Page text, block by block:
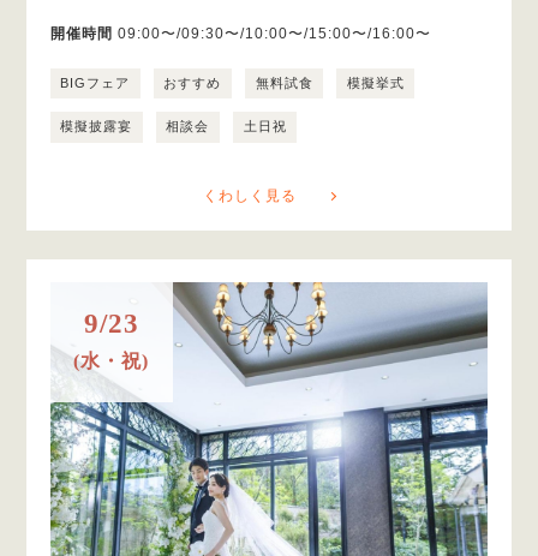
開催時間 09:00〜/09:30〜/10:00〜/15:00〜/16:00〜
BIGフェア おすすめ 無料試食 模擬挙式
模擬披露宴 相談会 土日祝
くわしく見る
9/23
(水・祝)